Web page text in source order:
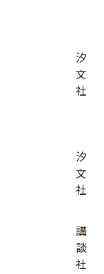
汐
文
社
汐
文
社
講
談
社